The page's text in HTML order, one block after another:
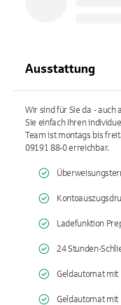
Ausstattung
Wir sind für Sie da - auch
Sie einfach Ihren
Team ist montags bis
09191 88-0 erreichbar.
Ladefunktion
24 Stunden-
Geldautomat mit
Geldautomat mit